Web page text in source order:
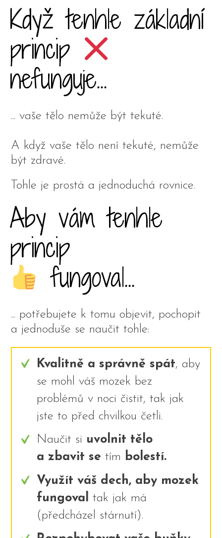
Když tenhle základní
princip
nefunguje...
... vaše tělo nemůže být tekuté.
A když vaše tělo není tekuté, nemůže
být zdravé.
Tohle je prostá a jednoduchá rovnice.
Aby vám tenhle
princip
fungoval...
... potřebujete k tomu objevit, pochopit
a jednoduše se naučit tohle:
Kvalitně a správně spát, aby
se mohl váš mozek bez
problémů v noci čistit, tak jak
jste to před chvilkou četli.
Naučit si uvolnit tělo
a zbavit setím bolestí.
Využít váš dech, aby mozek
fungoval
tak jak má
(předcházel stárnutí).